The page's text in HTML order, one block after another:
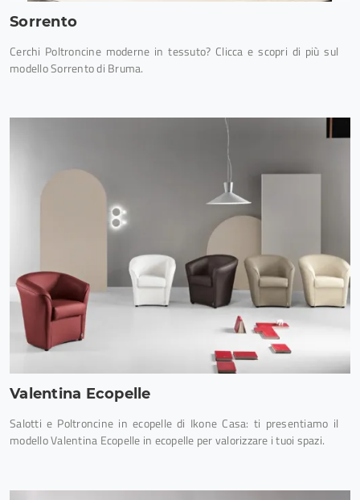
Sorrento
Cerchi Poltroncine moderne in tessuto? Clicca e scopri di più sul
modello Sorrento di Bruma.
Valentina Ecopelle
Salotti e Poltroncine in ecopelle di Ikone Casa: ti presentiamo il
modello Valentina Ecopelle in ecopelle per valorizzare i tuoi spazi.